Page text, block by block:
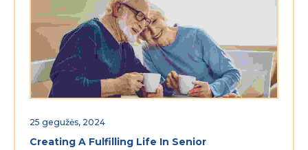
Creating A Fulfilling Life In Senior
25 gegužės, 2024